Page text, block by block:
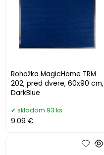
Rohožka MagicHome TRM
202, pred dvere, 60x90 cm,
DarkBlue
skladom 93 ks
9.09 €